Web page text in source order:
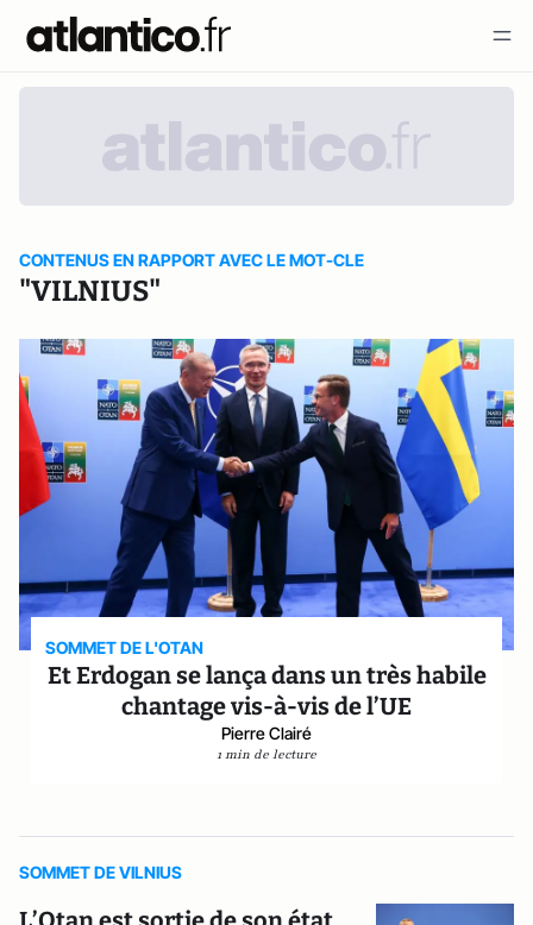
CONTENUS EN RAPPORT AVEC LE MOT-CLE
"VILNIUS"
SOMMET DE L'OTAN
Et Erdogan se lança dans un très habile
chantage vis-à-vis de l’UE
Pierre Clairé
1 min de lecture
SOMMET DE VILNIUS